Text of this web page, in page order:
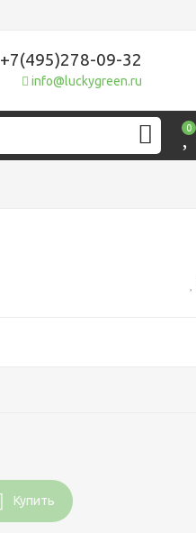
+7(495)278-09-32
info@luckygreen.ru
0
Купить